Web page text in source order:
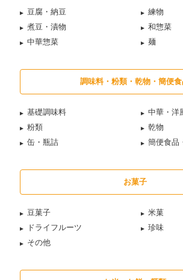
豆腐・納豆
練物
煮豆・漬物
和惣菜
中華惣菜
麺
調味料・粉類・乾物・簡便
基礎調味料
中華・洋
粉類
乾物
缶・瓶詰
簡便食品
お菓子
豆菓子
米菓
ドライフルーツ
珍味
その他